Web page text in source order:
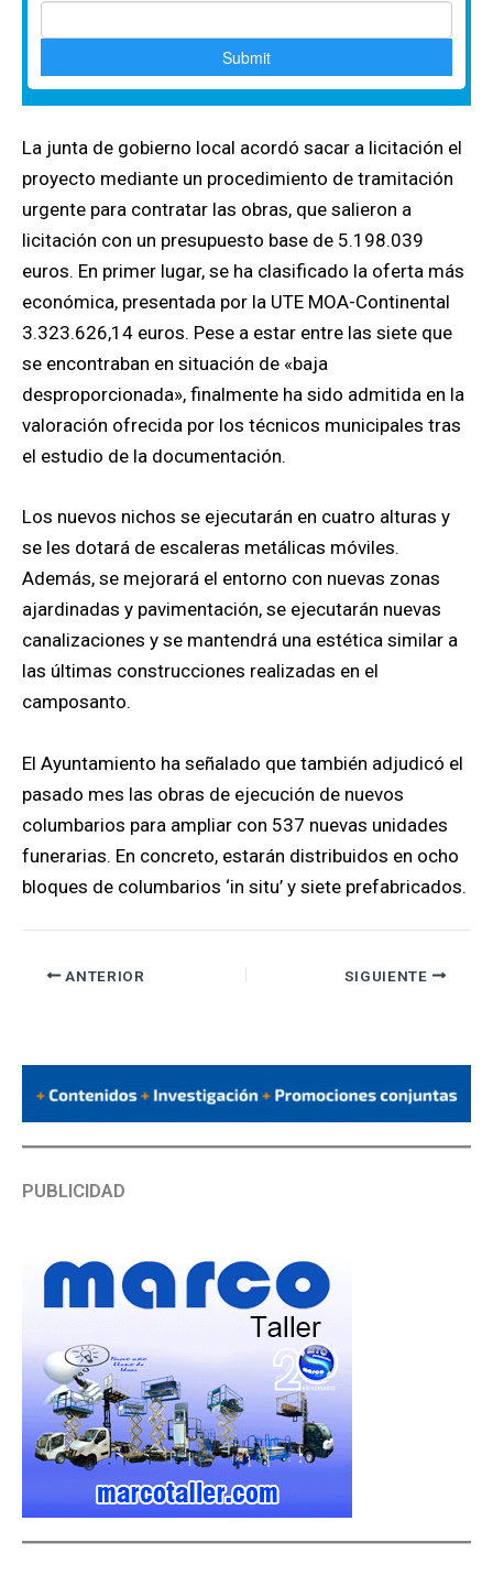
La junta de gobierno local acordó sacar a licitación el
proyecto mediante un procedimiento de tramitación
urgente para contratar las obras, que salieron a
licitación con un presupuesto base de 5.198.039
euros. En primer lugar, se ha clasificado la oferta más
económica, presentada por la UTE MOA-Continental
3.323.626,14 euros. Pese a estar entre las siete que
se encontraban en situación de «baja
desproporcionada», finalmente ha sido admitida en la
valoración ofrecida por los técnicos municipales tras
el estudio de la documentación.
Los nuevos nichos se ejecutarán en cuatro alturas y
se les dotará de escaleras metálicas móviles.
Además, se mejorará el entorno con nuevas zonas
ajardinadas y pavimentación, se ejecutarán nuevas
canalizaciones y se mantendrá una estética similar a
las últimas construcciones realizadas en el
camposanto.
El Ayuntamiento ha señalado que también adjudicó el
pasado mes las obras de ejecución de nuevos
columbarios para ampliar con 537 nuevas unidades
funerarias. En concreto, estarán distribuidos en ocho
bloques de columbarios ‘in situ’ y siete prefabricados.
ANTERIOR SIGUIENTE
PUBLICIDAD